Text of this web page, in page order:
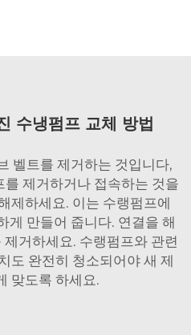
수냉펌프 교체 방법
벨트를 제거하는 것입니다,
를 제거하거나 접속하는 것을
제하세요. 이는 수랭펌프에
게 만들어 줍니다. 연결을 해
거하세요. 수랭펌프와 관련
도 완전히 청소되어야 새 제
맞도록 하세요.